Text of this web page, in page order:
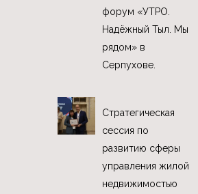
форум «УТРО.
Надёжный Тыл. Мы
рядом» в
Серпухове.
Стратегическая
сессия по
развитию сферы
управления жилой
недвижимостью